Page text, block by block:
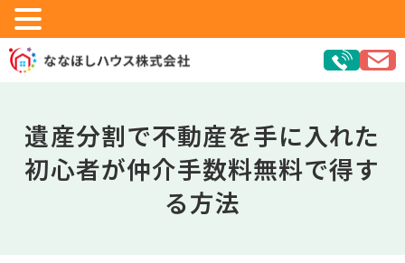
遺産分割で不動産を手に入れた
初心者が仲介手数料無料で得す
る方法